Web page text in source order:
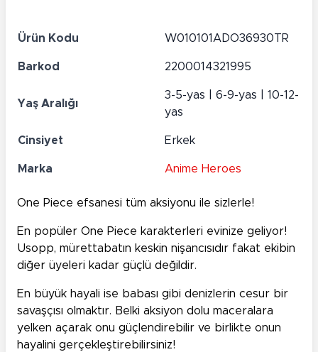
Ürün Kodu W010101ADO36930TR
Barkod 2200014321995
Yaş Aralığı
3-5-yas | 6-9-yas | 10-12-
yas
Cinsiyet Erkek
Marka Anime Heroes
One Piece efsanesi tüm aksiyonu ile sizlerle!
En popüler One Piece karakterleri evinize geliyor!
Usopp, mürettabatın keskin nişancısıdır fakat ekibin
diğer üyeleri kadar güçlü değildir.
En büyük hayali ise babası gibi denizlerin cesur bir
savaşçısı olmaktır. Belki aksiyon dolu maceralara
yelken açarak onu güçlendirebilir ve birlikte onun
hayalini gerçekleştirebilirsiniz!